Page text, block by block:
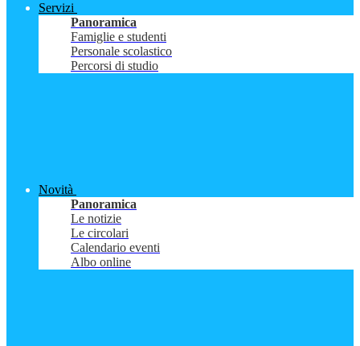
Servizi
Panoramica
Famiglie e studenti
Personale scolastico
Percorsi di studio
Novità
Panoramica
Le notizie
Le circolari
Calendario eventi
Albo online